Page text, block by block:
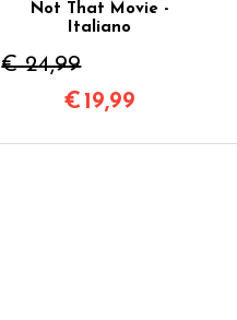
Not That Movie -
Italiano
€ 24,99
€ 19,99